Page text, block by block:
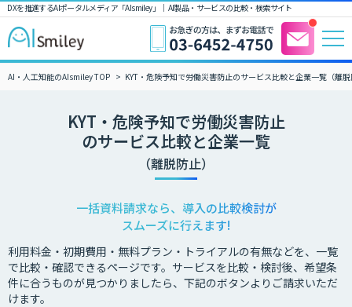
DXを推進するAIポータルメディア「AIsmiley」｜ AI製品・サービスの比較・検索サイト
AI・人工知能のAIsmiley TOP KYT・危険予知で労働災害防止のサービス比較と企業一覧（離
KYT・危険予知で労働災害防止
のサービス比較と企業一覧
（離脱防止）
一括資料請求なら、導入の比較検討が
スムーズに行えます!
利用料金・初期費用・無料プラン・トライアルの有無などを、一覧
で比較・確認できるページです。サービスを比較・検討後、希望条
件に合うものが見つかりましたら、下記のボタンよりご請求いただ
けます。